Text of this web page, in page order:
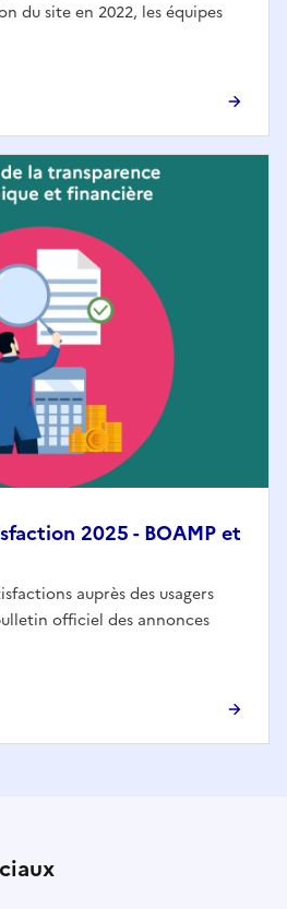
du site en 2022, les équipes
2025 - BOAMP et
auprès des usagers
officiel des annonces